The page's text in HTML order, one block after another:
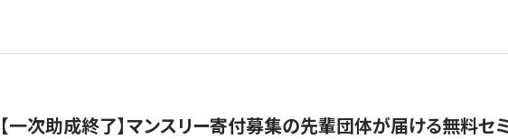
【一次助成終了】マンスリー寄付募集の先輩団体が届ける無料セ